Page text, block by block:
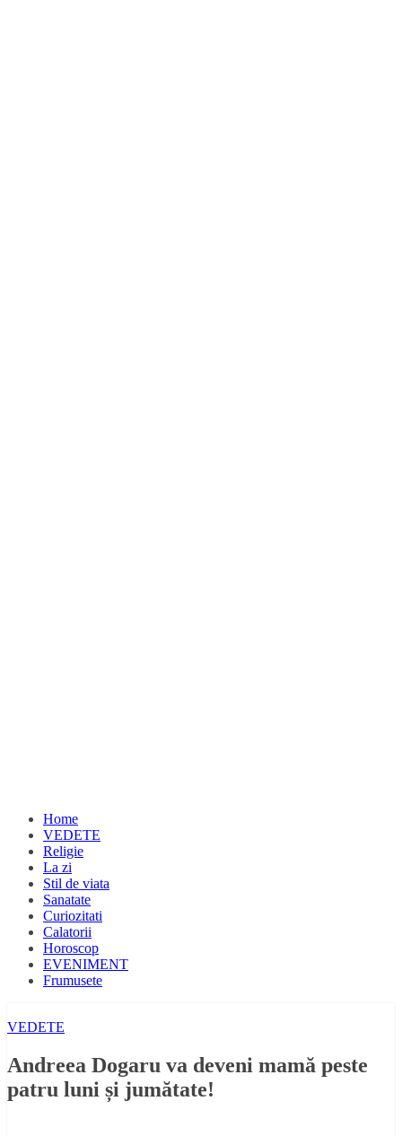
Home
VEDETE
Religie
La zi
Stil de viata
Sanatate
Curiozitati
Calatorii
Horoscop
EVENIMENT
Frumusete
VEDETE
Andreea Dogaru va deveni mamă peste
patru luni și jumătate!